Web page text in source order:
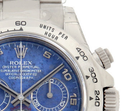
ロレックス
パテック
フィリップ